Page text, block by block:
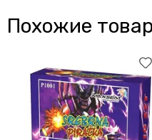
Похожие